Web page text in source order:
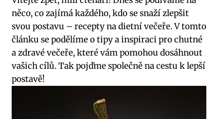
něco, co zajímá každého, kdo se snaží zlepšit
svou postavu – recepty na dietní večeře. V tomto
článku se podělíme o tipy a inspiraci pro chutné
a zdravé večeře, které vám pomohou dosáhnout
vašich cílů. Tak pojďme společně na cestu k lepší
postavě!